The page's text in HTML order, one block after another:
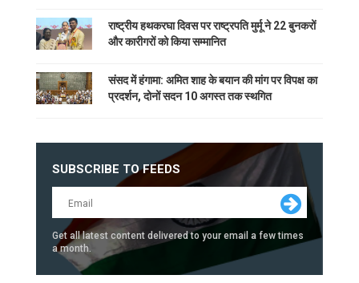
राष्ट्रीय हथकरघा दिवस पर राष्ट्रपति मुर्मू ने 22 बुनकरों
और कारीगरों को किया सम्मानित
संसद में हंगामा: अमित शाह के बयान की मांग पर विपक्ष का
प्रदर्शन, दोनों सदन 10 अगस्त तक स्थगित
SUBSCRIBE TO FEEDS
Get all latest content delivered to your email a few times
a month.